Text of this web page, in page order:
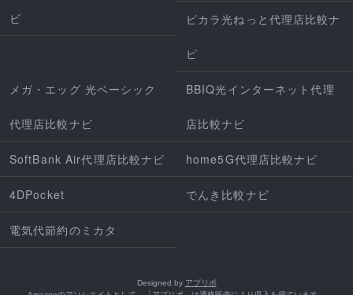
ビ ピカラ光ねっと代理店比較ナ
ビ
メガ・エッグ 光ベーシック
代理店比較ナビ
BBIQ光インターネット代理
店比較ナビ
SoftBank Air代理店比較ナビ home5G代理店比較ナビ
4DPocket でんき比較ナビ
電気代節約のミカタ
Designed by アプリポ